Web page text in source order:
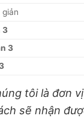
3
3
tôi là đơn
sẽ nhận